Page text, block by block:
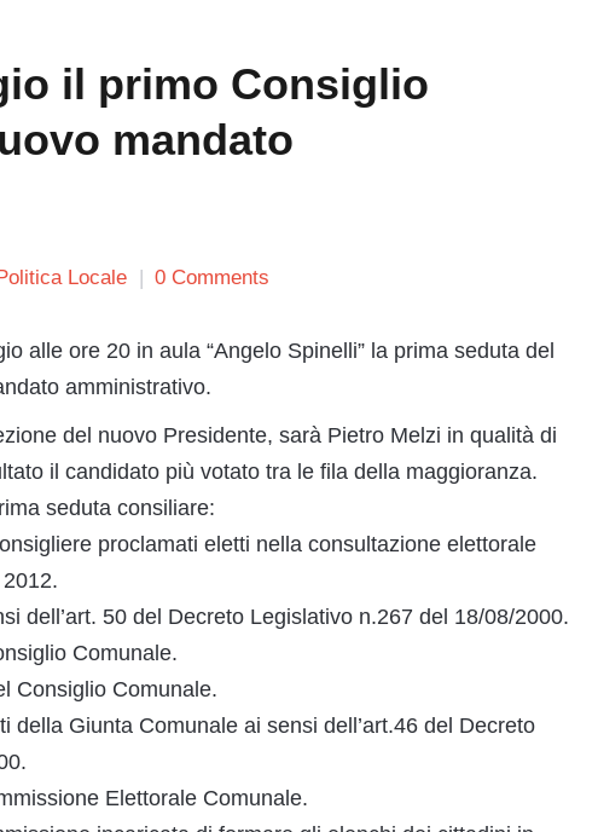
il primo Consiglio
mandato
Locale 0 Comments
alle ore 20 in aula “Angelo Spinelli” la prima seduta del
amministrativo.
del nuovo Presidente, sarà Pietro Melzi in qualità di
il candidato più votato tra le fila della maggioranza.
seduta consiliare:
proclamati eletti nella consultazione elettorale
dell’art. 50 del Decreto Legislativo n.267 del 18/08/2000.
Comunale.
Consiglio Comunale.
della Giunta Comunale ai sensi dell’art.46 del Decreto
Elettorale Comunale.